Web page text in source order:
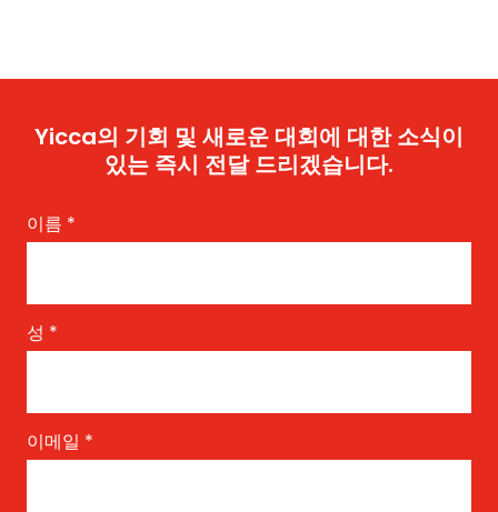
From Yicca Art Shop
Yicca의 기회 및 새로운 대회에 대한 소식이
있는 즉시 전달 드리겠습니다.
이름 *
성 *
이메일 *